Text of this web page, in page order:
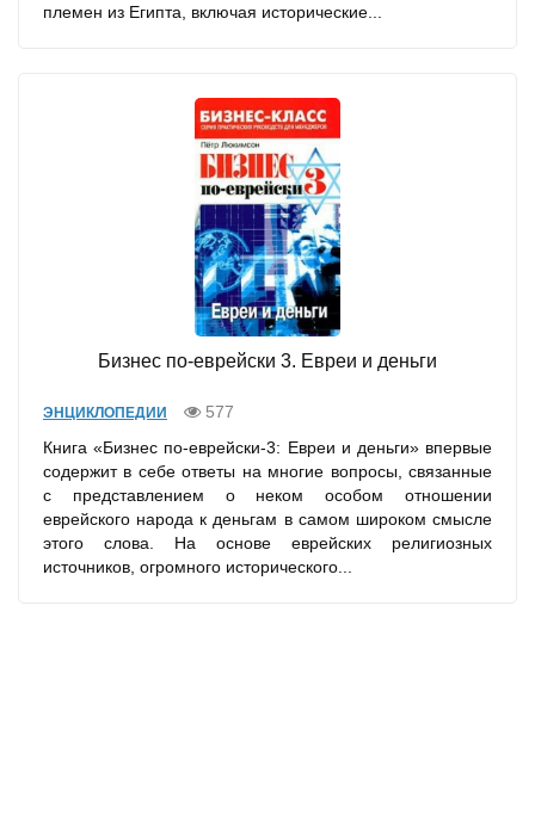
племен из Египта, включая исторические...
Бизнес по-еврейски 3. Евреи и деньги
ЭНЦИКЛОПЕДИИ
577
Книга «Бизнес по-еврейски-3: Евреи и деньги» впервые
содержит в себе ответы на многие вопросы, связанные
с представлением о неком особом отношении
еврейского народа к деньгам в самом широком смысле
этого слова. На основе еврейских религиозных
источников, огромного исторического...